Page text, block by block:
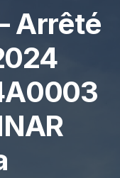
Arrêté